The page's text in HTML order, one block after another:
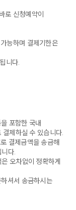
로 신청예약이
능하며 결제기한은
니다.
포함한 국내
제하실 수 있습니다.
결제금액을 송금해
다.
오차없이 정확하게
셔서 송금하시는